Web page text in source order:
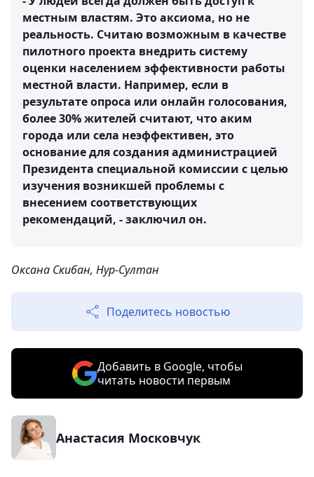
местным властям. Это аксиома, но не
реальность. Считаю возможным в качестве
пилотного проекта внедрить систему
оценки населением эффективности работы
местной власти. Например, если в
результате опроса или онлайн голосования,
более 30% жителей считают, что аким
города или села неэффективен, это
основание для создания администрацией
Президента специальной комиссии с целью
изучения возникшей проблемы с
внесением соответствующих
рекомендаций, - заключил он.
Оксана Скибан, Нур-Султан
Поделитесь новостью
Добавить в Google, чтобы
читать новости первым
Анастасия Московчук